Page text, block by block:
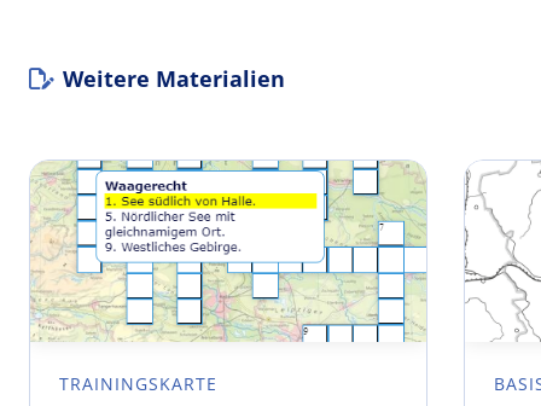
Weitere Materialien
TRAININGSKARTE